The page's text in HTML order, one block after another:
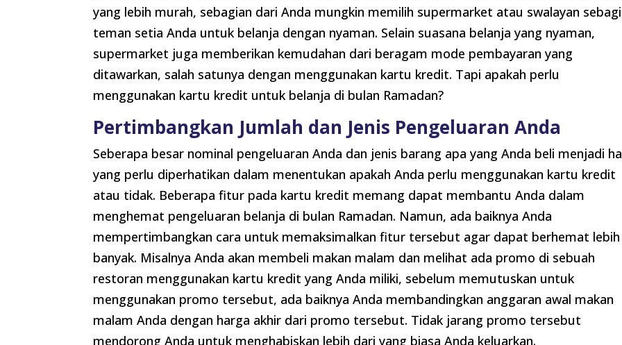
yang lebih murah, sebagian dari Anda mungkin memilih supermarket atau swalayan sebagi
teman setia Anda untuk belanja dengan nyaman. Selain suasana belanja yang nyaman,
supermarket juga memberikan kemudahan dari beragam mode pembayaran yang
ditawarkan, salah satunya dengan menggunakan kartu kredit. Tapi apakah perlu
menggunakan kartu kredit untuk belanja di bulan Ramadan?
Pertimbangkan Jumlah dan Jenis Pengeluaran Anda
Seberapa besar nominal pengeluaran Anda dan jenis barang apa yang Anda beli menjadi
yang perlu diperhatikan dalam menentukan apakah Anda perlu menggunakan kartu kredit
atau tidak. Beberapa fitur pada kartu kredit memang dapat membantu Anda dalam
menghemat pengeluaran belanja di bulan Ramadan. Namun, ada baiknya Anda
mempertimbangkan cara untuk memaksimalkan fitur tersebut agar dapat berhemat lebih
banyak. Misalnya Anda akan membeli makan malam dan melihat ada promo di sebuah
restoran menggunakan kartu kredit yang Anda miliki, sebelum memutuskan untuk
menggunakan promo tersebut, ada baiknya Anda membandingkan anggaran awal makan
malam Anda dengan harga akhir dari promo tersebut. Tidak jarang promo tersebut
mendorong Anda untuk menghabiskan lebih dari yang biasa Anda keluarkan.